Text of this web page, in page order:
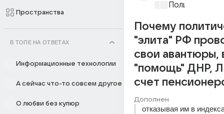
Пространства
В ТОПЕ НА ОТВЕТАХ
Информационные технологии
А сейчас что-то совсем другое
О любви без купюр
Почему
"элита" РФ
свои авантюры,
"помощь" ДНР,
счет
Дополнен
отказывая им в